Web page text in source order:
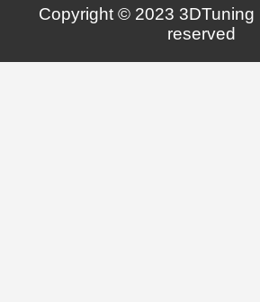
Copyright © 2023 3DTuning
reserved